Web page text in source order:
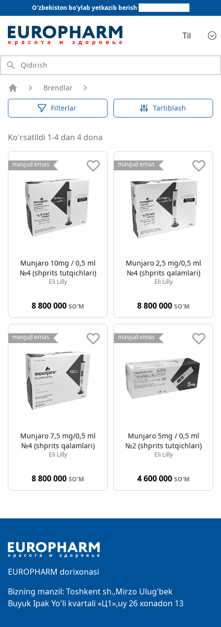
O'zbekiston bo'ylab yetkazib berish
Til
Qidirish
Bosh sahifa
Brendlar
Filterlar Tartiblash
Ko'rsatildi 1-4 dan 4 dona
mavjud emas
Munjaro 10mg / 0,5 ml
№4 (shprits tutqichlari)
Eli Lilly
8 800 000 SO'M
mavjud emas
Munjaro 2,5 mg/0,5 ml
№4 (shprits qalamlari)
Eli Lilly
8 800 000 SO'M
mavjud emas
Munjaro 7,5 mg/0,5 ml
№4 (shprits qalamlari)
Eli Lilly
8 800 000 SO'M
mavjud emas
Munjaro 5mg / 0,5 ml
№2 (shprits tutqichlari)
Eli Lilly
4 600 000 SO'M
EUROPHARM dorixonasi
Bizning manzil: Toshkent sh.,Mirzo Ulug'bek
Buyuk Ipak Yo'li kvartali «Ц1»,uy 26 xonadon 13